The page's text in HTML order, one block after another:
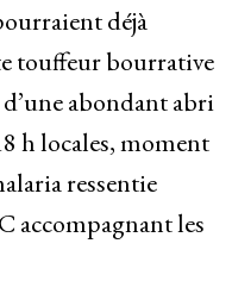
déjà
touffeur bourrative
abondant abri
h locales, moment
ressentie
accompagnant les